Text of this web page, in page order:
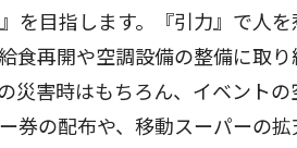
を目指します。『引力』で人
食再開や空調設備の整備に取
災害時はもちろん、イベント
券の配布や、移動スーパーの